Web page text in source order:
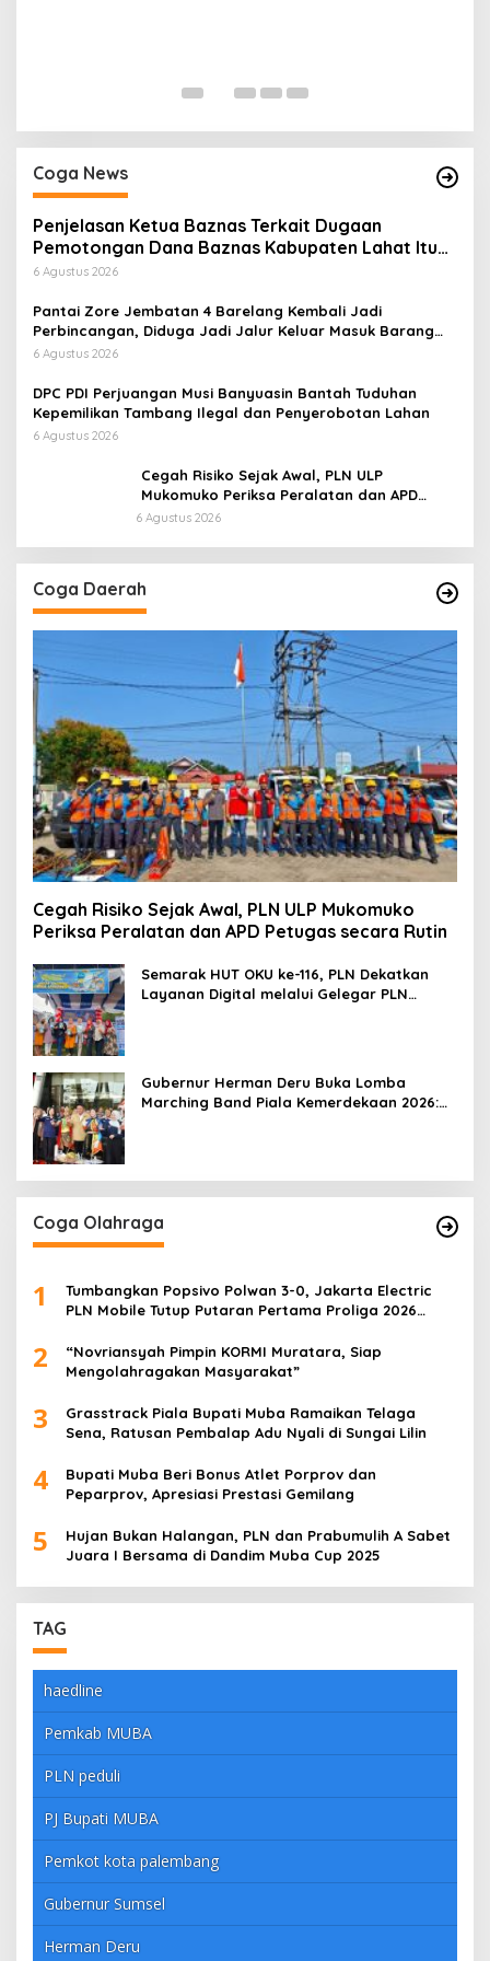
Coga News
Penjelasan Ketua Baznas Terkait Dugaan
Pemotongan Dana Baznas Kabupaten Lahat Itu
Tidak Benar
6 Agustus 2026
Pantai Zore Jembatan 4 Barelang Kembali Jadi
Perbincangan, Diduga Jadi Jalur Keluar Masuk Barang
Tanpa Dokumen Kepabeanan, Nama Berinisial WL
di Kawasan Pesisir
6 Agustus 2026
DPC PDI Perjuangan Musi Banyuasin Bantah Tuduhan
Kepemilikan Tambang Ilegal dan Penyerobotan Lahan
6 Agustus 2026
Cegah Risiko Sejak Awal, PLN ULP
Mukomuko Periksa Peralatan dan APD
Petugas secara Rutin
6 Agustus 2026
Coga Daerah
Cegah Risiko Sejak Awal, PLN ULP Mukomuko
Periksa Peralatan dan APD Petugas secara Rutin
Semarak HUT OKU ke-116, PLN Dekatkan
Layanan Digital melalui Gelegar PLN
Gubernur Herman Deru Buka Lomba
Marching Band Piala Kemerdekaan 2026:
Coga Olahraga
1
Tumbangkan Popsivo Polwan 3-0, Jakarta Electric
PLN Mobile Tutup Putaran Pertama Proliga 2026
2
“Novriansyah Pimpin KORMI Muratara, Siap
Mengolahragakan Masyarakat”
3
Grasstrack Piala Bupati Muba Ramaikan Telaga
Sena, Ratusan Pembalap Adu Nyali di Sungai Lilin
4
Bupati Muba Beri Bonus Atlet Porprov dan
Peparprov, Apresiasi Prestasi Gemilang
5
Hujan Bukan Halangan, PLN dan Prabumulih A Sabet
Juara I Bersama di Dandim Muba Cup 2025
TAG
haedline
Pemkab MUBA
PLN peduli
PJ Bupati MUBA
Pemkot kota palembang
Gubernur Sumsel
Herman Deru